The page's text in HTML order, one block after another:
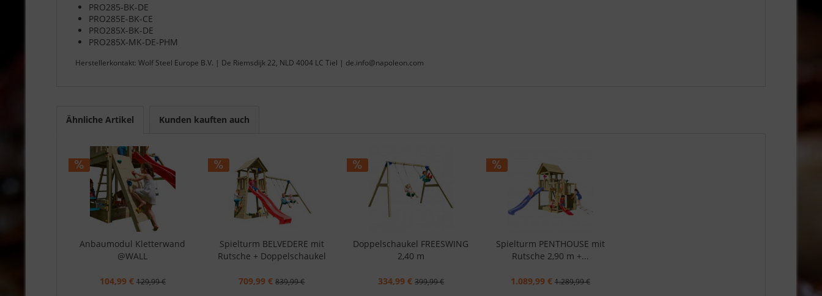
PRO285-BK-DE
PRO285E-BK-CE
PRO285X-BK-DE
PRO285X-MK-DE-PHM
Herstellerkontakt: Wolf Steel Europe B.V. | De Riemsdijk 22, NLD 4004 LC Tiel | de.info@napoleon.com
Ähnliche Artikel Kunden kauften auch
Anbaumodul Kletterwand
@WALL
104,99 € 129,99 €
Spielturm BELVEDERE mit
Rutsche + Doppelschaukel
709,99 € 839,99 €
Doppelschaukel FREESWING
2,40 m
334,99 € 399,99 €
Spielturm PENTHOUSE mit
Rutsche 2,90 m +...
1.089,99 € 1.289,99 €